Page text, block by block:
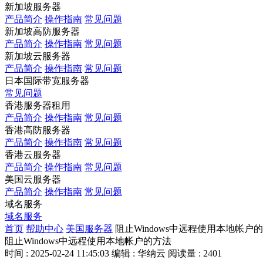
新加坡服务器
产品简介 操作指南 常见问题
新加坡高防服务器
产品简介 操作指南 常见问题
新加坡云服务器
产品简介 操作指南 常见问题
日本国际带宽服务器
常见问题
香港服务器租用
产品简介 操作指南 常见问题
香港高防服务器
产品简介 操作指南 常见问题
香港云服务器
产品简介 操作指南 常见问题
美国云服务器
产品简介 操作指南 常见问题
域名服务
域名服务
首页 帮助中心 美国服务器 阻止Windows中远程使用本地帐户
阻止Windows中远程使用本地帐户的方法
时间 : 2025-02-24 11:45:03 编辑 : 华纳云 阅读量 : 2401